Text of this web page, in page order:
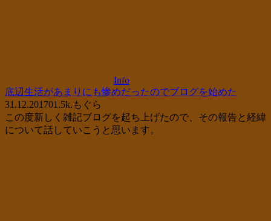
Info
底辺生活があまりにも惨めだったのでブログを始めた
31.12.201701.5k. もぐら
この度新しく雑記ブログを起ち上げたので、その報告と経緯
について話していこうと思います。